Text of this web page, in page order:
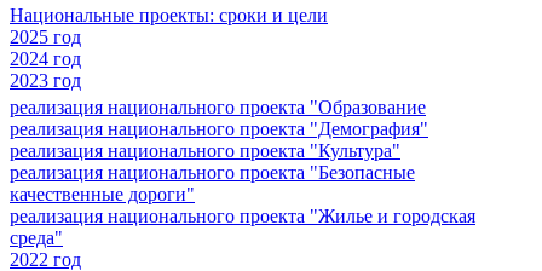
Национальные проекты: сроки и цели
2025 год
2024 год
2023 год
реализация национального проекта "Образование
реализация национального проекта "Демография"
реализация национального проекта "Культура"
реализация национального проекта "Безопасные
качественные дороги"
реализация национального проекта "Жилье и городская
среда"
2022 год